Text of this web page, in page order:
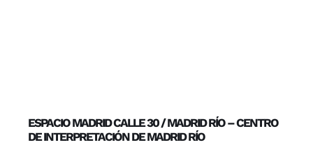
ESPACIO MADRID CALLE 30 / MADRID RÍO – CENTRO
DE INTERPRETACIÓN DE MADRID RÍO